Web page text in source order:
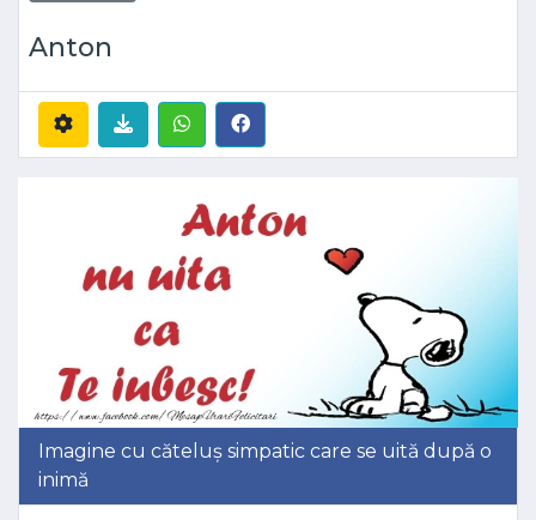
Anton
Imagine cu căteluș simpatic care se uită după o
inimă